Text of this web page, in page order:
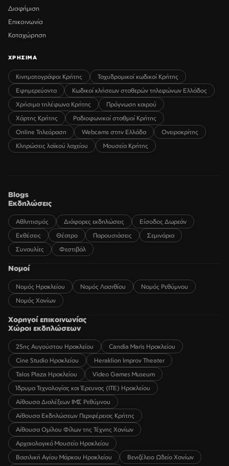
Διαφήμιση
Επικοινωνία
Καταχώρηση
ΧΡΗΣΙΜΑ
Κινηματογράφοι Κρήτης
Ταχυδρομικοί κωδικοί Κρήτης
Εφημερεύοντα
Κωδικοί κλήσεων σταθερών τηλεφώνων Ελλάδος
Χρήσιμα τηλέφωνα Κρήτης
Πρόγνωση καιρού
Χάρτης Κρήτης
Ραδιοφωνικοί σταθμοί Κρήτης
Online Τηλεόραση
Webcams στην Ελλάδα
Ονειροκρίτης
Κληρώσεις λαϊκού λαχείου
Μουσεία Κρήτης
Blogs
Εκδηλώσεις
Αθλητισμός Διάφορες εκδηλώσεις
Είσοδος Δωρεάν
Εκθέσεις
Θέατρο Παρουσιάσεις
Σεμινάρια
Συναυλίες
Φεστιβάλ
Νομοί
Νομός Ηρακλείου Νομός Λασιθίου
Νομός Ρεθύμνου
Νομός Χανίων
Χορηγοί επικοινωνίας
Χώροι εκδηλώσεων
25ης Αυγούστου Ηρακλείου
Candia Maris Ηρακλείου
Cine Studio Ηρακλείου
Heraklion Improv Theater
Talos Plaza Ηρακλείου
Video Games Museum
Ίδρυμα Τεχνολογίας και Έρευνας (ΙΤΕ) Ηρακλείου
Αίθουσα Διαλέξεων ΙΜΣ Ρεθύμνου
Αίθουσα Εκδηλώσεων Περιφέρειας Κρήτης
Αίθουσα Ομίλου Φίλων της Τέχνης Χανίων
Αρχαιολογικό Μουσείο Ηρακλείου
Βασιλική Αγίου Μάρκου Ηρακλείου
Βενιζέλειο Ωδείο Χανίων